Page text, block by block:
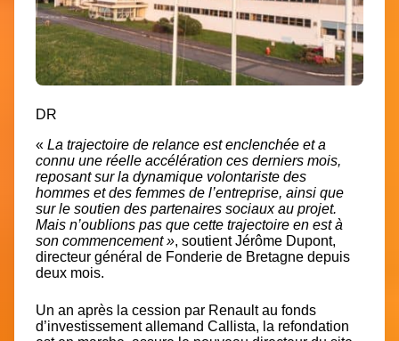
DR
« La trajectoire de relance est enclenchée et a
connu une réelle accélération ces derniers mois,
reposant sur la dynamique volontariste des
hommes et des femmes de l’entreprise, ainsi que
sur le soutien des partenaires sociaux au projet.
Mais n’oublions pas que cette trajectoire en est à
son commencement », soutient Jérôme Dupont,
directeur général de Fonderie de Bretagne depuis
deux mois.
Un an après la cession par Renault au fonds
d’investissement allemand Callista, la refondation